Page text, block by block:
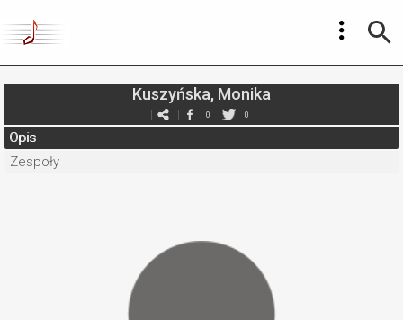
Kuszyńska, Monika
0 0
Opis
Zespoły